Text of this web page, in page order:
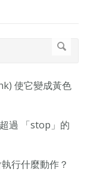
使它變成黃色
過 「stop」的
行什麼動作？